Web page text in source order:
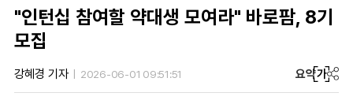
"인턴십 참여할 약대생 모여라" 바로팜, 8기
모집
강혜경 기자 2026-06-01 09:51:51 요약가